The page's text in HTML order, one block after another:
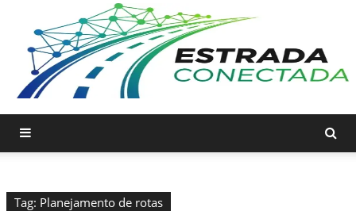
Tag: Planejamento de rotas